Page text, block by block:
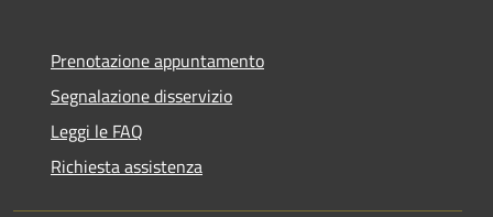
Prenotazione appuntamento
Segnalazione disservizio
Leggi le FAQ
Richiesta assistenza